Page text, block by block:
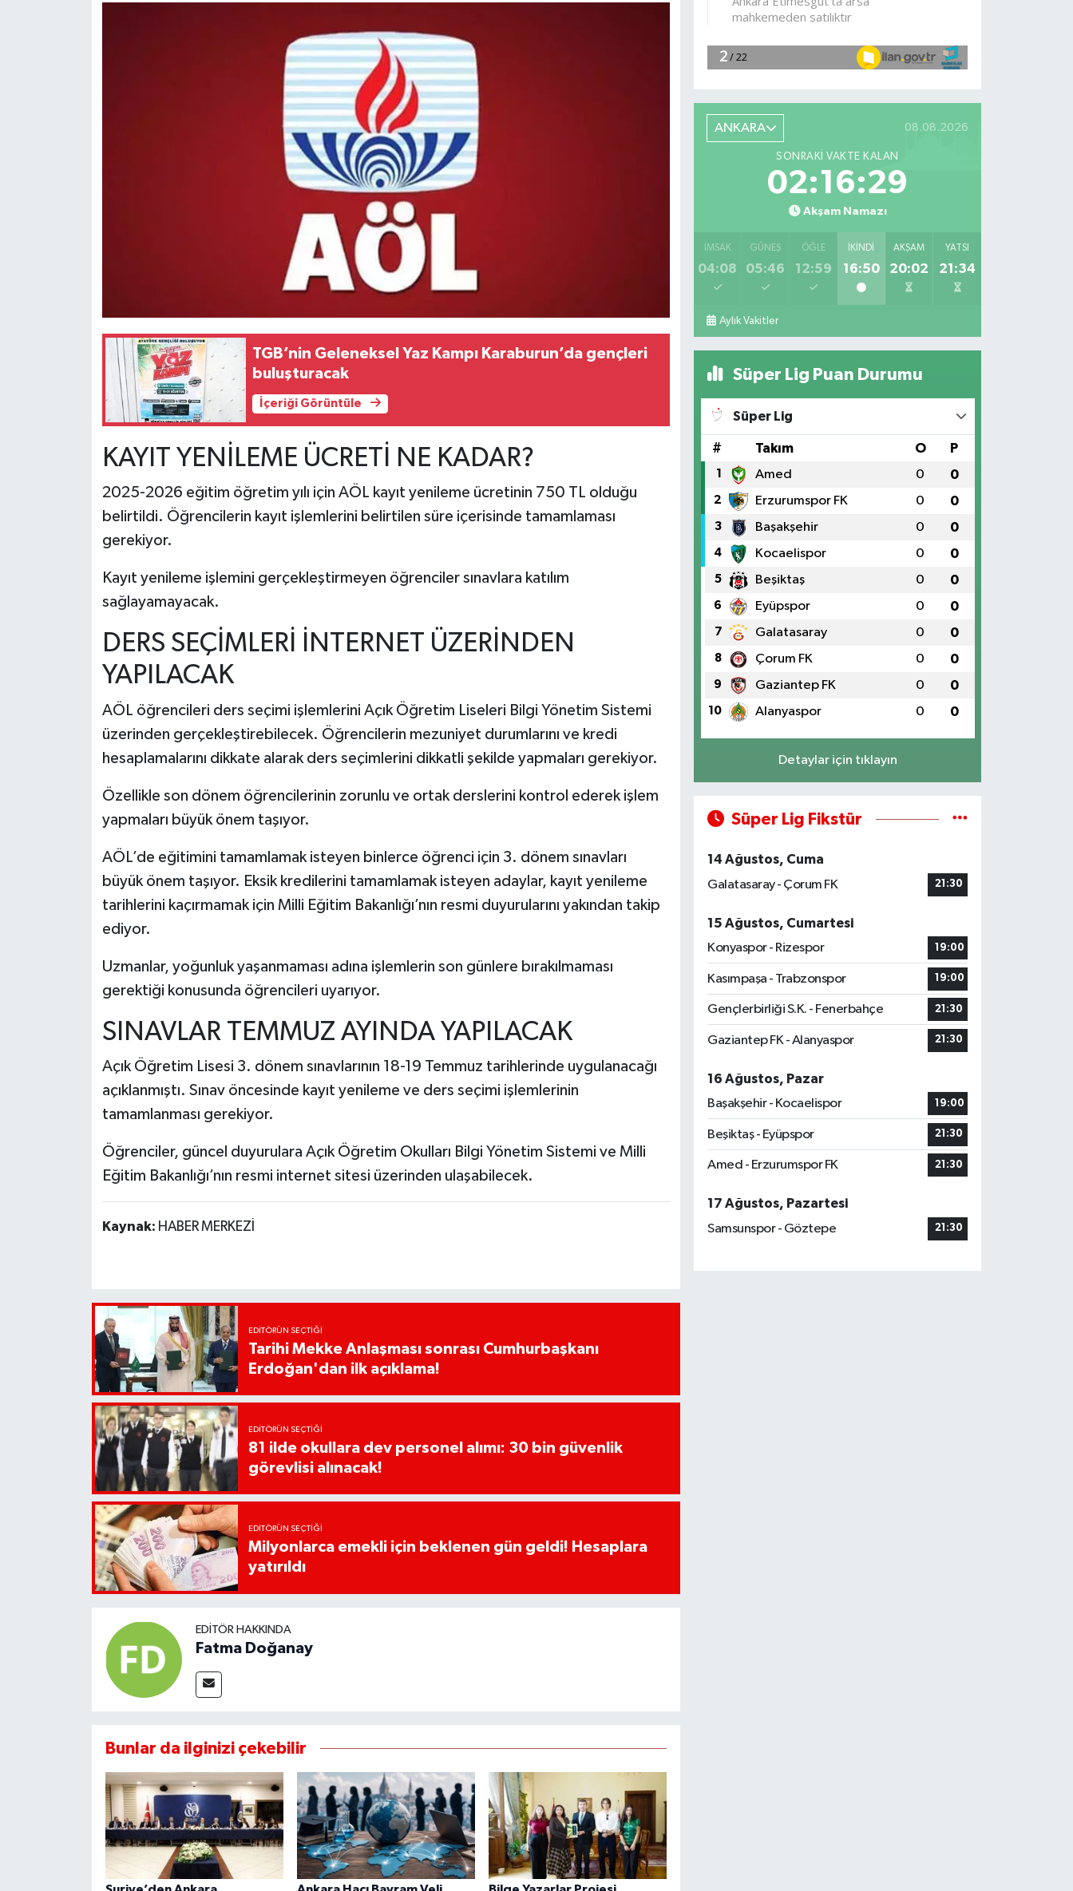
TGB’nin Geleneksel Yaz Kampı Karaburun’da gençleri
buluşturacak
İçeriği Görüntüle
KAYIT YENİLEME ÜCRETİ NE KADAR?
2025-2026 eğitim öğretim yılı için AÖL kayıt yenileme ücretinin 750 TL olduğu
belirtildi. Öğrencilerin kayıt işlemlerini belirtilen süre içerisinde tamamlaması
gerekiyor.
Kayıt yenileme işlemini gerçekleştirmeyen öğrenciler sınavlara katılım
sağlayamayacak.
DERS SEÇİMLERİ İNTERNET ÜZERİNDEN
YAPILACAK
AÖL öğrencileri ders seçimi işlemlerini Açık Öğretim Liseleri Bilgi Yönetim Sistemi
üzerinden gerçekleştirebilecek. Öğrencilerin mezuniyet durumlarını ve kredi
hesaplamalarını dikkate alarak ders seçimlerini dikkatli şekilde yapmaları gerekiyor.
Özellikle son dönem öğrencilerinin zorunlu ve ortak derslerini kontrol ederek işlem
yapmaları büyük önem taşıyor.
AÖL’de eğitimini tamamlamak isteyen binlerce öğrenci için 3. dönem sınavları
büyük önem taşıyor. Eksik kredilerini tamamlamak isteyen adaylar, kayıt yenileme
tarihlerini kaçırmamak için Milli Eğitim Bakanlığı’nın resmi duyurularını yakından takip
ediyor.
Uzmanlar, yoğunluk yaşanmaması adına işlemlerin son günlere bırakılmaması
gerektiği konusunda öğrencileri uyarıyor.
SINAVLAR TEMMUZ AYINDA YAPILACAK
Açık Öğretim Lisesi 3. dönem sınavlarının 18-19 Temmuz tarihlerinde uygulanacağı
açıklanmıştı. Sınav öncesinde kayıt yenileme ve ders seçimi işlemlerinin
tamamlanması gerekiyor.
Öğrenciler, güncel duyurulara Açık Öğretim Okulları Bilgi Yönetim Sistemi ve Milli
Eğitim Bakanlığı’nın resmi internet sitesi üzerinden ulaşabilecek.
Kaynak: HABER MERKEZİ
EDITÖRÜN SEÇTIĞI
Tarihi Mekke Anlaşması sonrası Cumhurbaşkanı
Erdoğan'dan ilk açıklama!
EDITÖRÜN SEÇTIĞI
81 ilde okullara dev personel alımı: 30 bin güvenlik
görevlisi alınacak!
EDITÖRÜN SEÇTIĞI
Milyonlarca emekli için beklenen gün geldi! Hesaplara
yatırıldı
EDITÖR HAKKINDA
Fatma Doğanay
Bunlar da ilginizi çekebilir
ANKARA 08.08.2026
SONRAKI VAKTE KALAN
02:16:28
Akşam Namazı
İMSAK
04:08
GÜNEŞ
05:46
ÖĞLE
12:59
İKINDI
16:50
AKŞAM
20:02
YATSI
21:34
Aylık Vakitler
Süper Lig Puan Durumu
Süper Lig
# Takım O P
1 Amed 0 0
2 Erzurumspor FK 0 0
3 Başakşehir 0 0
4 Kocaelispor 0 0
5 Beşiktaş 0 0
6 Eyüpspor 0 0
7 Galatasaray 0 0
8 Çorum FK 0 0
9 Gaziantep FK 0 0
10 Alanyaspor 0 0
Detaylar için tıklayın
Süper Lig Fikstür
14 Ağustos, Cuma
Galatasaray - Çorum FK
21:30
15 Ağustos, Cumartesi
Konyaspor - Rizespor
19:00
Kasımpaşa - Trabzonspor 19:00
Gençlerbirliği S.K. - Fenerbahçe 21:30
Gaziantep FK - Alanyaspor 21:30
16 Ağustos, Pazar
Başakşehir - Kocaelispor
19:00
Beşiktaş - Eyüpspor 21:30
Amed - Erzurumspor FK 21:30
17 Ağustos, Pazartesi
Samsunspor - Göztepe
21:30